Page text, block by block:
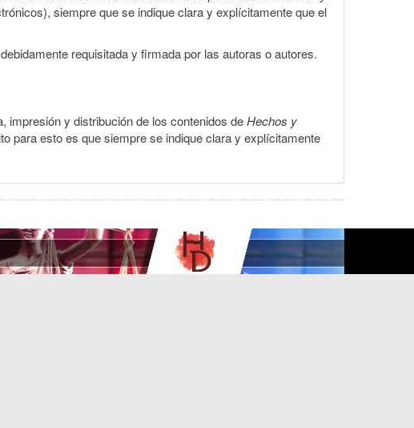
siempre que se indique clara y explícitamente que el
requisitada y firmada por las autoras o autores.
impresión y distribución de los contenidos deHechos y
para esto es que siempre se indique clara y explícitamente